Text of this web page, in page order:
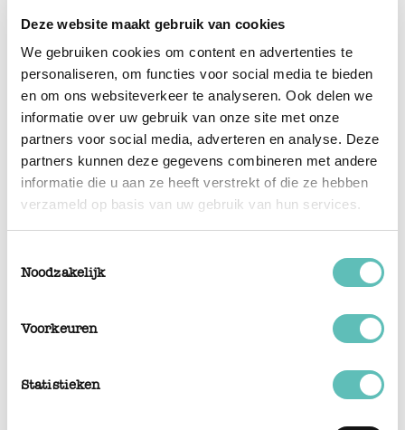
Deze website maakt gebruik van cookies
We gebruiken cookies om content en advertenties te
personaliseren, om functies voor social media te bieden
en om ons websiteverkeer te analyseren. Ook delen we
informatie over uw gebruik van onze site met onze
partners voor social media, adverteren en analyse. Deze
partners kunnen deze gegevens combineren met andere
informatie die u aan ze heeft verstrekt of die ze hebben
verzameld op basis van uw gebruik van hun services.
Noodzakelijk
Voorkeuren
Statistieken